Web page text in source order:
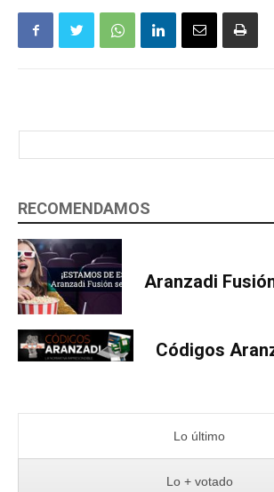
RECOMENDAMOS
Aranzadi
Códigos
Lo último
Lo + votado